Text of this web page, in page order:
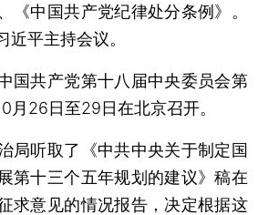
《中国共产党纪律处分条例》。
近平主持会议。
共产党第十八届中央委员会第
月26日至29日在北京召开。
听取了《中共中央关于制定国
第十三个五年规划的建议》稿在
求意见的情况报告，决定根据这